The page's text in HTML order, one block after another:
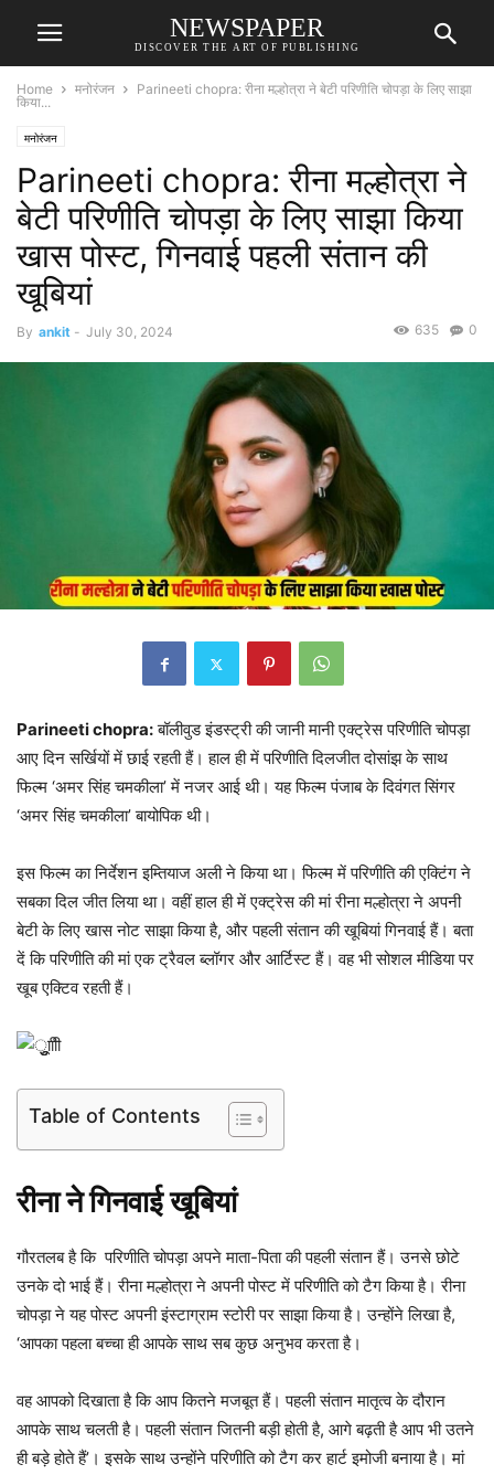
NEWSPAPER
DISCOVER THE ART OF PUBLISHING
Home मनोरंजन
Parineeti chopra: रीना मल्होत्रा ने बेटी परिणीति चोपड़ा के लिए साझा
किया...
मनोरंजन
Parineeti chopra: रीना मल्होत्रा ने
बेटी परिणीति चोपड़ा के लिए साझा किया
खास पोस्ट, गिनवाई पहली संतान की
खूबियां
By ankit - July 30, 2024 0
635
Parineeti chopra:बॉलीवुड इंडस्ट्री की जानी मानी एक्ट्रेस परिणीति चोपड़ा
आए दिन सर्खियों में छाई रहती हैं। हाल ही में परिणीति दिलजीत दोसांझ के साथ
फिल्म ‘अमर सिंह चमकीला’ में नजर आई थी। यह फिल्म पंजाब के दिवंगत सिंगर
‘अमर सिंह चमकीला’ बायोपिक थी।
इस फिल्म का निर्देशन इम्तियाज अली ने किया था। फिल्म में परिणीति की एक्टिंग ने
सबका दिल जीत लिया था। वहीं हाल ही में एक्ट्रेस की मां रीना मल्होत्रा ने अपनी
बेटी के लिए खास नोट साझा किया है, और पहली संतान की खूबियां गिनवाई हैं। बता
दें कि परिणीति की मां एक ट्रैवल ब्लॉगर और आर्टिस्ट हैं। वह भी सोशल मीडिया पर
खूब एक्टिव रहती हैं।
Table of Contents
रीना ने गिनवाई खूबियां
गौरतलब है कि परिणीति चोपड़ा अपने माता-पिता की पहली संतान हैं। उनसे छोटे
उनके दो भाई हैं। रीना मल्होत्रा ने अपनी पोस्ट में परिणीति को टैग किया है। रीना
चोपड़ा ने यह पोस्ट अपनी इंस्टाग्राम स्टोरी पर साझा किया है। उन्होंने लिखा है,
‘आपका पहला बच्चा ही आपके साथ सब कुछ अनुभव करता है।
वह आपको दिखाता है कि आप कितने मजबूत हैं। पहली संतान मातृत्व के दौरान
आपके साथ चलती है। पहली संतान जितनी बड़ी होती है, आगे बढ़ती है आप भी उतने
ही बड़े होते हैं’। इसके साथ उन्होंने परिणीति को टैग कर हार्ट इमोजी बनाया है। मां